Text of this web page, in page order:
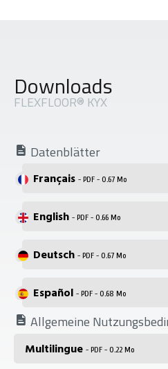
Downloads
FLEXFLOOR® KYX
Datenblätter
Français - PDF - 0.67 Mo
English - PDF - 0.66 Mo
Deutsch - PDF - 0.67 Mo
Español - PDF - 0.68 Mo
Allgemeine
Multilingue - PDF - 0.22 Mo